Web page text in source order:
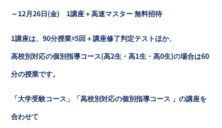
～12月26日(金) 1講座＋高速マスター無料招待
1講座は、90分授業☓5回＋講座修了判定テストほか、
高校別対応の個別指導コース(高2生・高1生・高0生)の場合は60
分の授業です。
「大学受験コース」「高校別対応の個別指導コース 」の講座を
合わせて